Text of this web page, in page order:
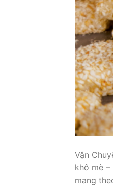
Vận
khô mè
mang